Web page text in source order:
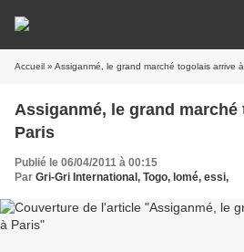
Accueil » Assiganmé, le grand marché togolais arrive
Assiganmé, le grand
Paris
Publié le 06/04/2011 à 00:15
Par Gri-Gri International, Togo, lomé, essi,